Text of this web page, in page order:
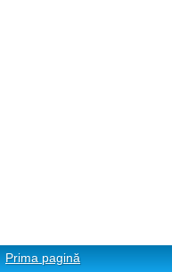
Prima pagină